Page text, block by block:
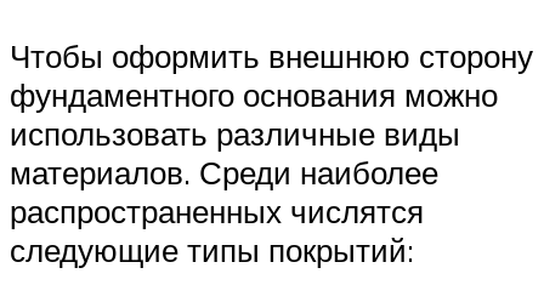
Чтобы оформить внешнюю сторону
фундаментного основания можно
использовать различные виды
материалов. Среди наиболее
распространенных числятся
следующие типы покрытий: